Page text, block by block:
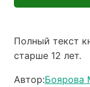
Полный текст
старше 12 лет.
Автор:Боярова